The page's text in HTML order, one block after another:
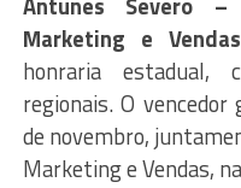
Marketing e
honraria estadual,
regionais. O
de novembro,
Marketing e Vendas,